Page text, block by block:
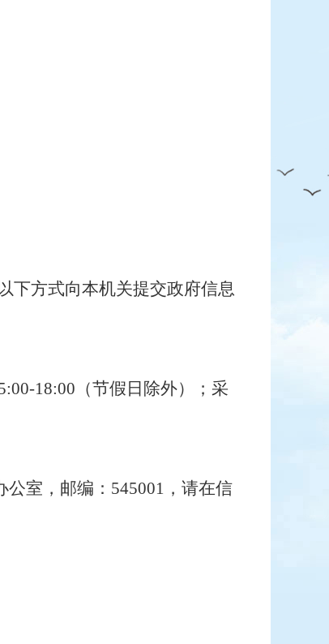
下方式向本机关提交政府信息
18:00（节假日除外）；采
公室，邮编： 545001，请在信